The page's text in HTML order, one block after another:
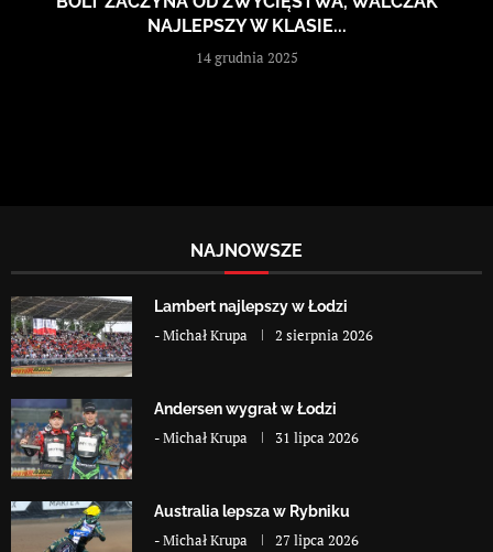
NAJLEPSZY W KLASIE...
14 grudnia 2025
NAJNOWSZE
Lambert najlepszy w Łodzi
-Michał Krupa 2 sierpnia 2026
Andersen wygrał w Łodzi
-Michał Krupa 31 lipca 2026
Australia lepsza w Rybniku
-Michał Krupa 27 lipca 2026